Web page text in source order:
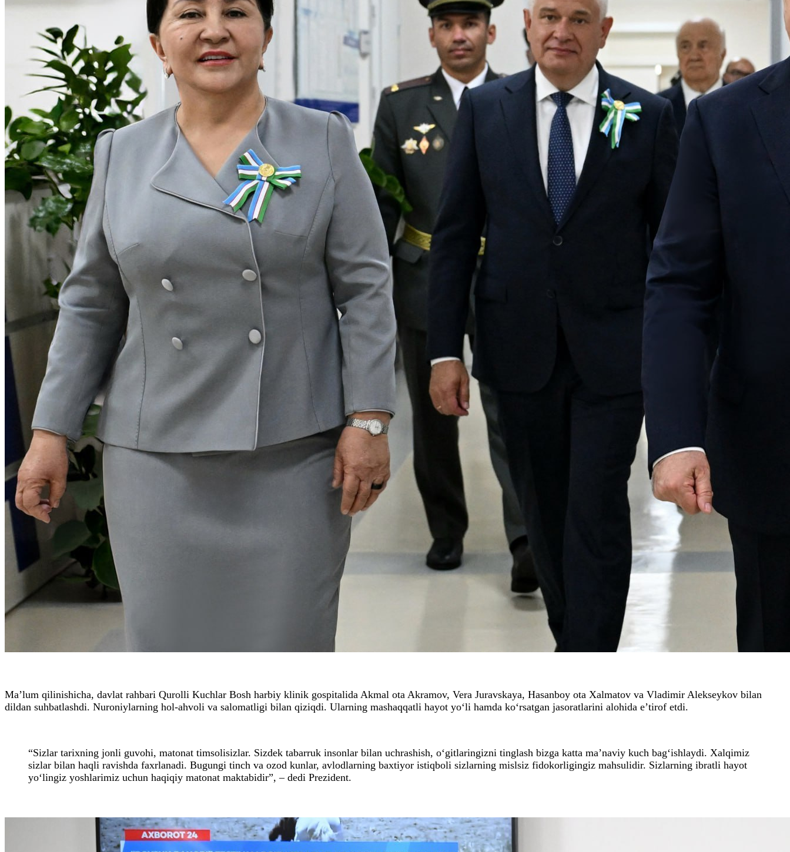
Ma’lum qilinishicha, davlat rahbari Qurolli Kuchlar Bosh harbiy klinik gospitalida Akmal ota Akramov, Vera Juravskaya, Hasanboy ota Xalmatov va Vladimir Alekseykov bilan
dildan suhbatlashdi. Nuroniylarning hol-ahvoli va salomatligi bilan qiziqdi. Ularning mashaqqatli hayot yo‘li hamda ko‘rsatgan jasoratlarini alohida e’tirof etdi.
“Sizlar tarixning jonli guvohi, matonat timsolisizlar. Sizdek tabarruk insonlar bilan uchrashish, o‘gitlaringizni tinglash bizga katta ma’naviy kuch bag‘ishlaydi. Xalqimiz
sizlar bilan haqli ravishda faxrlanadi. Bugungi tinch va ozod kunlar, avlodlarning baxtiyor istiqboli sizlarning mislsiz fidokorligingiz mahsulidir. Sizlarning ibratli hayot
yo‘lingiz yoshlarimiz uchun haqiqiy matonat maktabidir”, – dedi Prezident.